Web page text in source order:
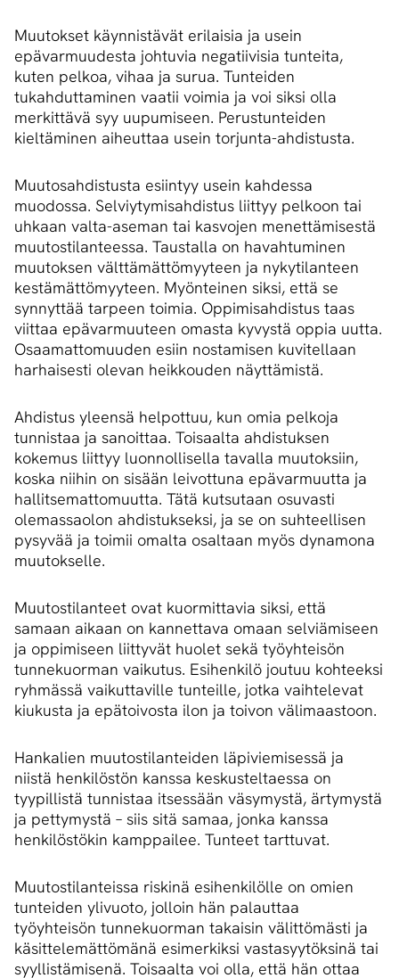
Muutokset käynnistävät erilaisia ja usein
epävarmuudesta johtuvia negatiivisia tunteita,
kuten pelkoa, vihaa ja surua. Tunteiden
tukahduttaminen vaatii voimia ja voi siksi olla
merkittävä syy uupumiseen. Perustunteiden
kieltäminen aiheuttaa usein torjunta-ahdistusta.
Muutosahdistusta esiintyy usein kahdessa
muodossa. Selviytymisahdistus liittyy pelkoon tai
uhkaan valta-aseman tai kasvojen menettämisestä
muutostilanteessa. Taustalla on havahtuminen
muutoksen välttämättömyyteen ja nykytilanteen
kestämättömyyteen. Myönteinen siksi, että se
synnyttää tarpeen toimia. Oppimisahdistus taas
viittaa epävarmuuteen omasta kyvystä oppia uutta.
Osaamattomuuden esiin nostamisen kuvitellaan
harhaisesti olevan heikkouden näyttämistä.
Ahdistus yleensä helpottuu, kun omia pelkoja
tunnistaa ja sanoittaa. Toisaalta ahdistuksen
kokemus liittyy luonnollisella tavalla muutoksiin,
koska niihin on sisään leivottuna epävarmuutta ja
hallitsemattomuutta. Tätä kutsutaan osuvasti
olemassaolon ahdistukseksi, ja se on suhteellisen
pysyvää ja toimii omalta osaltaan myös dynamona
muutokselle.
Muutostilanteet ovat kuormittavia siksi, että
samaan aikaan on kannettava omaan selviämiseen
ja oppimiseen liittyvät huolet sekä työyhteisön
tunnekuorman vaikutus. Esihenkilö joutuu kohteeksi
ryhmässä vaikuttaville tunteille, jotka vaihtelevat
kiukusta ja epätoivosta ilon ja toivon välimaastoon.
Hankalien muutostilanteiden läpiviemisessä ja
niistä henkilöstön kanssa keskusteltaessa on
tyypillistä tunnistaa itsessään väsymystä, ärtymystä
ja pettymystä – siis sitä samaa, jonka kanssa
henkilöstökin kamppailee. Tunteet tarttuvat.
Muutostilanteissa riskinä esihenkilölle on omien
tunteiden ylivuoto, jolloin hän palauttaa
työyhteisön tunnekuorman takaisin välittömästi ja
käsittelemättömänä esimerkiksi vastasyytöksinä tai
syyllistämisenä. Toisaalta voi olla, että hän ottaa